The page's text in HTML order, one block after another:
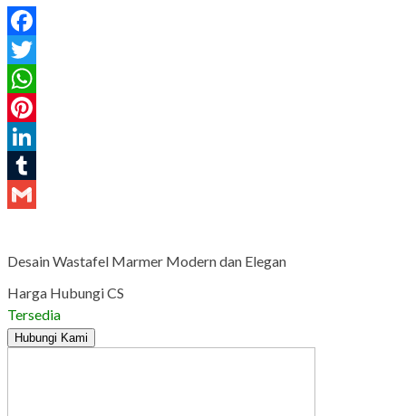
Facebook
Twitter
WhatsApp
Pinterest
LinkedIn
Tumblr
Desain Wastafel Marmer Modern dan Elegan
Harga Hubungi CS
Tersedia
Hubungi Kami